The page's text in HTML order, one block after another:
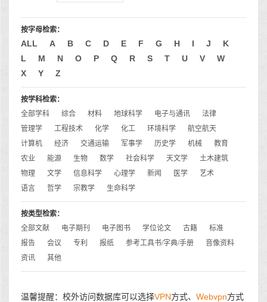
按字母检索：
ALL A B C D E F G H I J
K
L
M N O P Q R S T U V
W
X
Y Z
按学科检索：
全部学科
综合 材料 地球科学 电子与通讯
法律
管理学
工程技术 化学 化工 环境科学
航空航天
计算机
经济 交通运输 军事学 历史学 机械
教育
农业
能源 生物 数学 社会科学 天文学
土木建筑
物理
文学 信息科学 心理学 新闻 医学
艺术
语言
哲学 宗教学 生命科学
按类型检索：
全部文献
电子期刊 电子图书 学位论文 古籍
标准
报告
会议 专利 报纸 参考工具书/字典/手册
音像资料
资讯
其他
温馨提醒：校外访问数据库可以选择VPN方式、 Webvpn方式